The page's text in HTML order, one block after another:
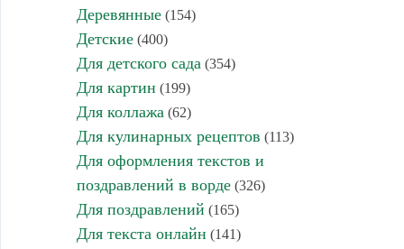
Деревянные(154)
Детские(400)
Для детского сада (354)
Для картин (199)
Для коллажа (62)
Для кулинарных рецептов (113)
Для оформления текстов и
поздравлений в ворде(326)
Для поздравлений (165)
Для текста онлайн (141)